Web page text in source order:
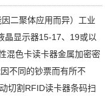
二聚体应用而异）工业
晶显示器15-17、19或以
混色卡读卡器金属加密密
不同的钞票而有所不
切割RFID读卡器条码扫